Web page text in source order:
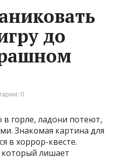
до
0
в горле, ладони потеют,
Знакомая картина для
в хоррор-квестe.
лишает